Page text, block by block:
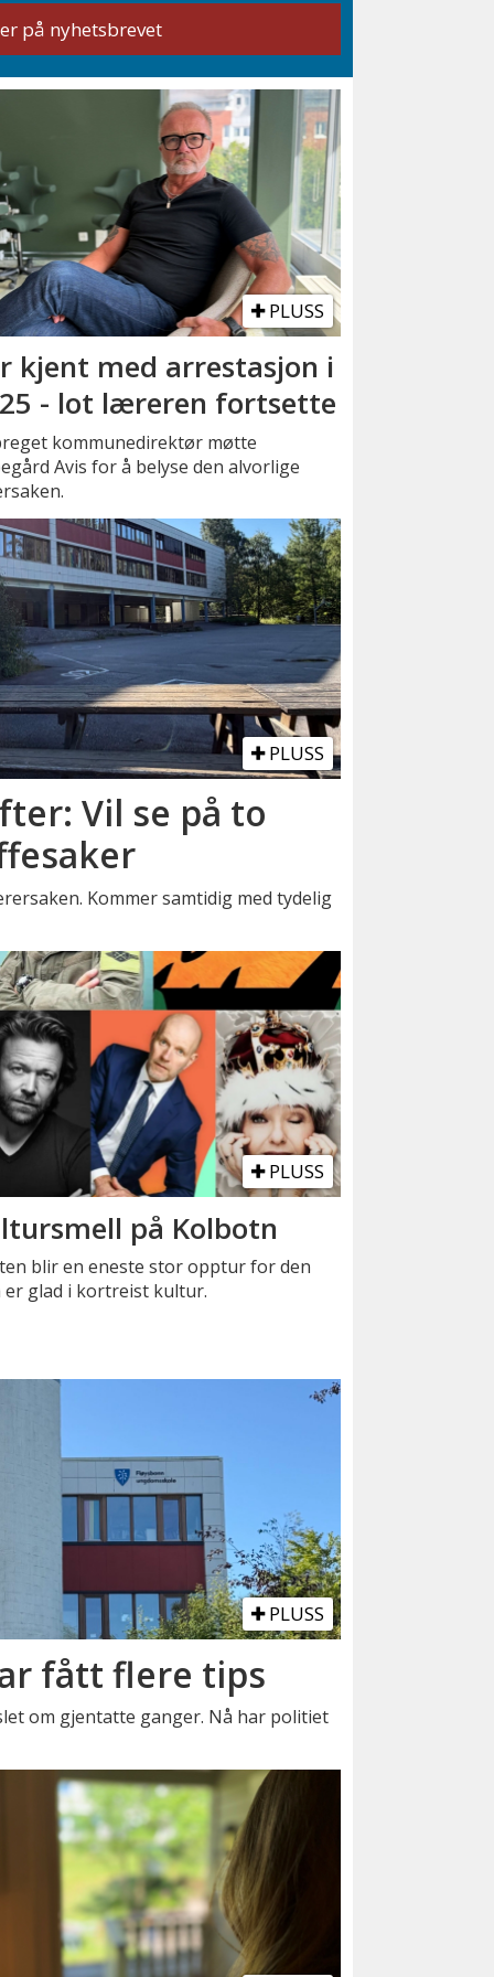
PLUSS
kjent med arrestasjon i
- lot læreren fortsette
kommunedirektør møtte
Avis for å belyse den alvorlige
PLUSS
Vil se på to
Kommer samtidig med tydelig
PLUSS
på Kolbotn
blir en eneste stor opptur for den
er glad i kortreist kultur.
PLUSS
fått flere tips
om gjentatte ganger. Nå har politiet